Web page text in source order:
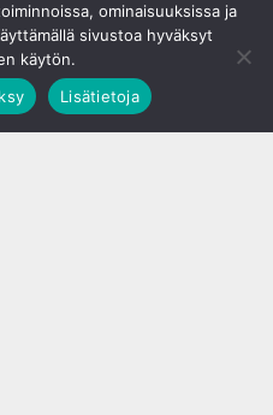
ominaisuuksissa ja
sivustoa hyväksyt
käytön.
Lisätietoja